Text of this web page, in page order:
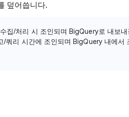
덮어씁니다.
집/처리 시 조인되며 BigQuery로 내보내
쿼리 시간에 조인되며 BigQuery 내에서